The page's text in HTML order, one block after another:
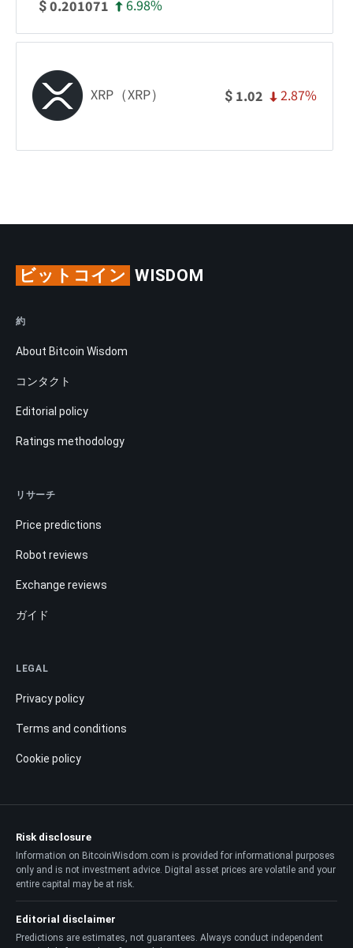
$0.201071 6.98%
XRP（XRP） $ 1.02 2.87%
ビットコイン WISDOM
約
About Bitcoin Wisdom
コンタクト
Editorial policy
Ratings methodology
リサーチ
Price predictions
Robot reviews
Exchange reviews
ガイド
LEGAL
Privacy policy
Terms and conditions
Cookie policy
Risk disclosure
Information on BitcoinWisdom.com is provided for informational purposes
only and is not investment advice. Digital asset prices are volatile and your
entire capital may be at risk.
Editorial disclaimer
Predictions are estimates, not guarantees. Always conduct independent